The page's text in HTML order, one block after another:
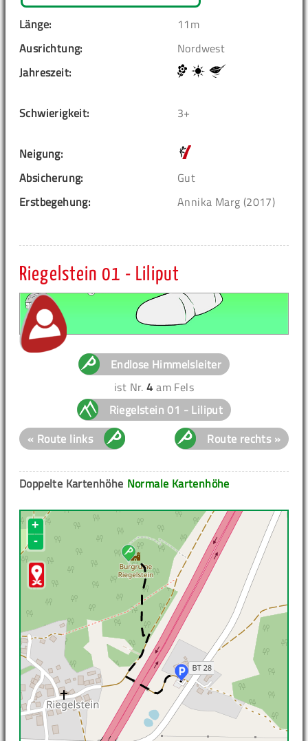
Länge:
11m
Ausrichtung:
Nordwest
Jahreszeit:
Schwierigkeit: 3+
Neigung:
Absicherung:
Gut
Erstbegehung:
Annika Marg (2017)
Riegelstein 01 - Liliput
Endlose Himmelsleiter
ist Nr.4 am Fels
Riegelstein 01 - Liliput
« Route links
Route rechts »
Normale Kartenhöhe
Doppelte Kartenhöhe
+
-